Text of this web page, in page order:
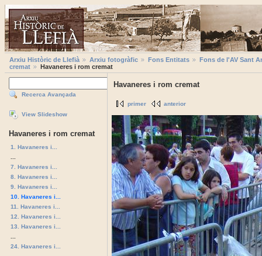
Arxiu Històric de Llefià Arxiu fotogràfic Fons Entitats
Fons de l'AV Sant
cremat
Havaneres i rom cremat
Recerca Avançada
View Slideshow
Havaneres i rom cremat
1. Havaneres i...
7. Havaneres i...
8. Havaneres i...
9. Havaneres i...
10. Havaneres i...
11. Havaneres i...
12. Havaneres i...
13. Havaneres i...
24. Havaneres i...
Havaneres i rom cremat
primer anterior